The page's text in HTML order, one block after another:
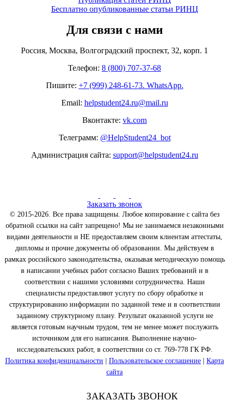
Бесплатно опубликованные статьи РИНЦ
Для связи с нами
Россия, Москва, Волгоградский проспект, 32, корп. 1
Телефон: 8 (800) 707-37-68
Пишите: +7 (999) 248-61-73. WhatsApp.
Email: helpstudent24.ru@mail.ru
Вконтакте: vk.com
Телеграмм: @HelpStudent24_bot
Администрация сайта: support@helpstudent24.ru
Заказать звонок
© 2015-2026. Все права защищены. Любое копирование с сайта без
обратной ссылки на сайт запрещено! Мы не занимаемся незаконными
видами деятельности и НЕ предоставляем своим клиентам аттестаты,
дипломы и прочие документы об образовании. Мы действуем в
рамках российского законодательства, оказывая методическую помощь
в написании учебных работ согласно Ваших требований и в
соответствии с нашими условиями сотрудничества. Наши
специалисты предоставляют услугу по сбору обработке и
структурированию информации по заданной теме и в соответствии
заданному структурному плану. Результат оказанной услуги не
является готовым научным трудом, тем не менее может послужить
источником для его написания. Выполнение научно-
исследовательских работ, в соответствии со ст. 769-778 ГК РФ.
Политика конфиденциальности
Пользовательское соглашение
Карта
сайта
ЗАКАЗАТЬ ЗВОНОК